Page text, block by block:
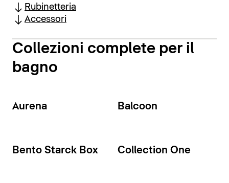
Rubinetteria
Accessori
Collezioni complete per il
bagno
Aurena Balcoon
Bento Starck Box Collection One